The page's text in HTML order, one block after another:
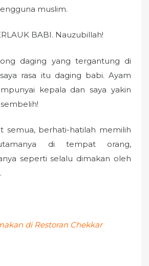
muslim.
BABI. Nauzubillah!
daging yang tergantung di
rasa itu daging babi. Ayam
kepala dan saya yakin
semua, berhati-hatilah memilih
di tempat orang,
seperti selalu dimakan oleh
di Restoran Chekkar